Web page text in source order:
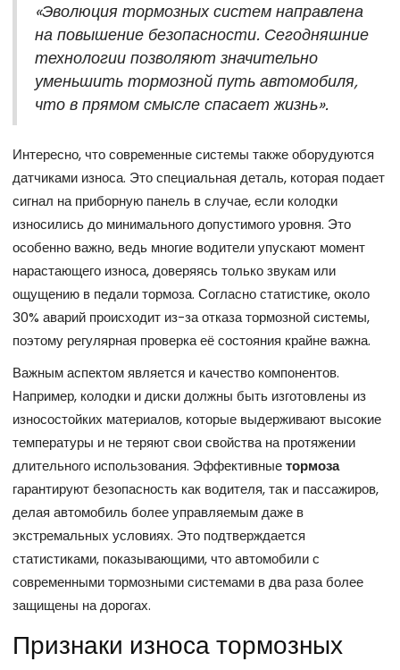
«Эволюция тормозных систем направлена
на повышение безопасности. Сегодняшние
технологии позволяют значительно
уменьшить тормозной путь автомобиля,
что в прямом смысле спасает жизнь».
Интересно, что современные системы также оборудуются
датчиками износа. Это специальная деталь, которая подает
сигнал на приборную панель в случае, если колодки
износились до минимального допустимого уровня. Это
особенно важно, ведь многие водители упускают момент
нарастающего износа, доверяясь только звукам или
ощущению в педали тормоза. Согласно статистике, около
30% аварий происходит из-за отказа тормозной системы,
поэтому регулярная проверка её состояния крайне важна.
Важным аспектом является и качество компонентов.
Например, колодки и диски должны быть изготовлены из
износостойких материалов, которые выдерживают высокие
температуры и не теряют свои свойства на протяжении
длительного использования. Эффективныетормоза
гарантируют безопасность как водителя, так и пассажиров,
делая автомобиль более управляемым даже в
экстремальных условиях. Это подтверждается
статистиками, показывающими, что автомобили с
современными тормозными системами в два раза более
защищены на дорогах.
Признаки износа тормозных